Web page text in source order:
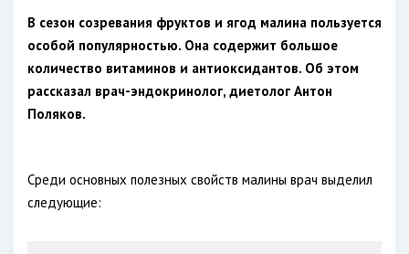
В сезон созревания фруктов и ягод малина пользуется
особой популярностью. Она содержит большое
количество витаминов и антиоксидантов. Об этом
рассказал врач-эндокринолог, диетолог Антон
Поляков.
Среди основных полезных свойств малины врач выделил
следующие: